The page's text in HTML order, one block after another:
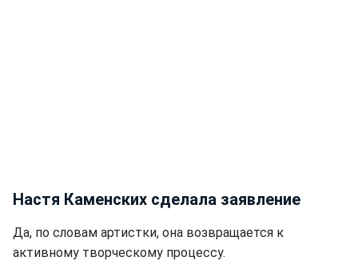
Настя Каменских сделала заявление
Да, по словам артистки, она возвращается к
активному творческому процессу.